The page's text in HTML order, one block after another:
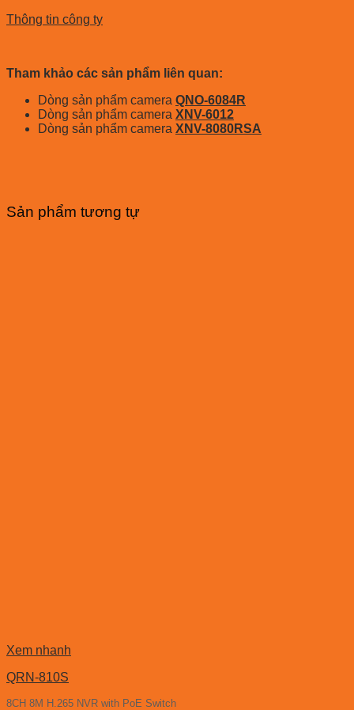
Thông tin công ty
Tham khảo các sản phẩm liên quan:
Dòng sản phẩm camera QNO-6084R
Dòng sản phẩm camera XNV-6012
Dòng sản phẩm camera XNV-8080RSA
Sản phẩm tương tự
Xem nhanh
QRN-810S
8CH 8M H.265 NVR with PoE Switch